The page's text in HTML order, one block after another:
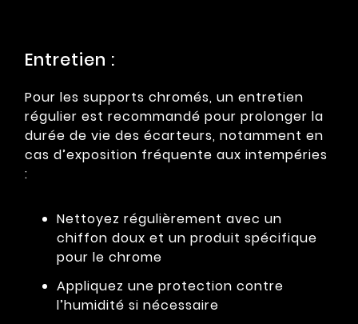
Entretien :
Pour les supports chromés, un entretien
régulier est recommandé pour prolonger la
durée de vie des écarteurs, notamment en
cas d’exposition fréquente aux intempéries
:
Nettoyez régulièrement avec un
chiffon doux et un produit spécifique
pour le chrome
Appliquez une protection contre
l’humidité si nécessaire